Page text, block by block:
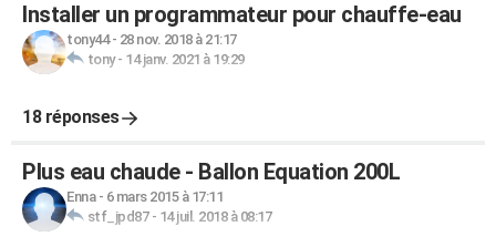
Installer un programmateur pour chauffe-eau
tony44- 28 nov. 2018 à 21:17
tony- 14 janv. 2021 à 19:29
18 réponses
Plus eau chaude - Ballon Equation 200L
Enna- 6 mars 2015 à 17:11
stf_jpd87- 14 juil. 2018 à 08:17